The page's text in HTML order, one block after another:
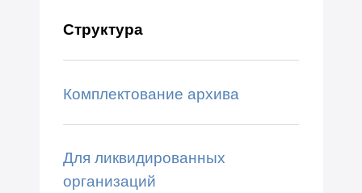
Структура
Комплектование архива
Для ликвидированных
организаций